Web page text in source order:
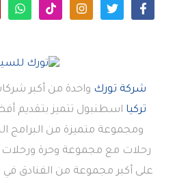
شركة تورك واحدة من أكبر
تركيا اسطنبول تتميز بتقديم
ومجموعة متميزة من البرامج
رحلات مع مجموعة وحرة ورحلات
على أكبر مجموعة من الفنادق في